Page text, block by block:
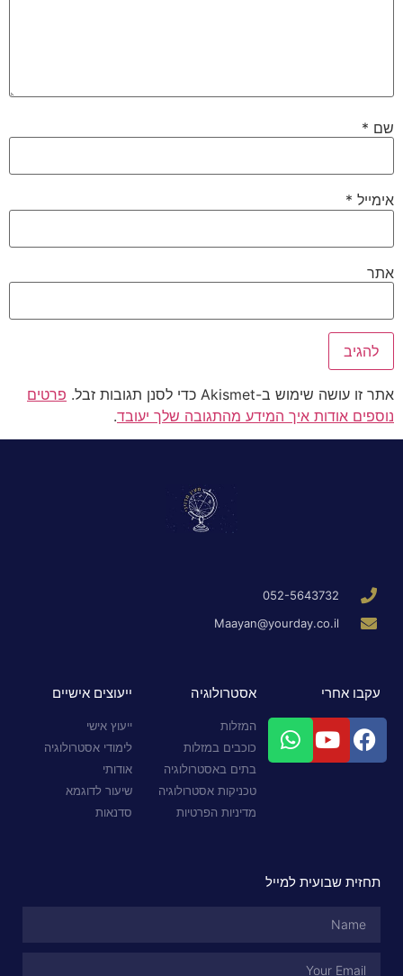
שם *
אימייל *
אתר
אתר זו עושה שימוש ב-Akismet כדי לסנן תגובות זבל.
פרטים
נוספים אודות איך המידע מהתגובה שלך יעובד.
052-5643732
Maayan@yourday.co.il
עקבו אחרי אסטרולוגיה
המזלות
כוכבים במזלות
בתים באסטרולוגיה
טכניקות אסטרולוגיה
מדיניות הפרטיות
ייעוצים אישיים
ייעוץ אישי
לימודי אסטרולוגיה
אודותי
שיעור לדוגמא
סדנאות
תחזית שבועית למייל